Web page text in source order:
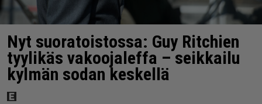
Nyt suoratoistossa: Guy Ritchien
tyylikäs vakoojaleffa – seikkailu
kylmän sodan keskellä